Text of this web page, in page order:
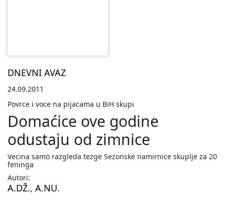
DNEVNI AVAZ
24.09.2011
Povrce i voce na pijacama u BiH skupi
Domaćice ove godine
odustaju od zimnice
Vecina samo razgleda tezge Sezonske namirnice skuplje za 20
feninga
Autori:
A.DŽ., A.NU.